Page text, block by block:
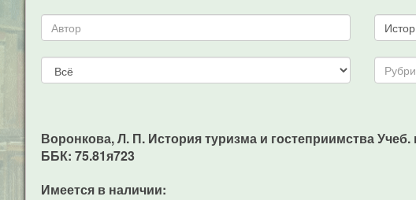
Воронкова, Л. П. История туризма и гостеприимства
ББК: 75.81я723
Имеется в наличии: